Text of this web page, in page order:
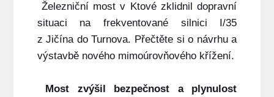
Železniční most v Ktové zklidnil dopravní
situaci na frekventované silnici I/35
z Jičína do Turnova. Přečtěte si o návrhu a
výstavbě nového mimoúrovňového křížení.
Most zvýšil bezpečnost a plynulost